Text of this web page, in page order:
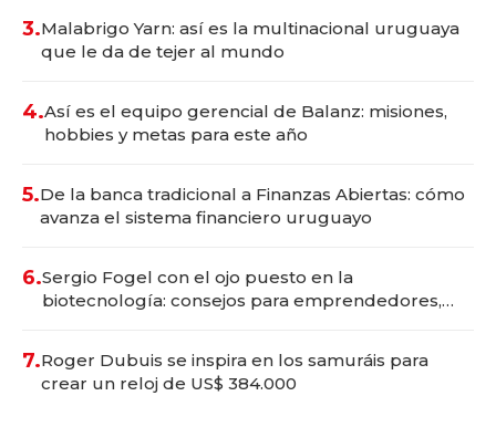
3.Malabrigo Yarn: así es la multinacional uruguaya
que le da de tejer al mundo
4.Así es el equipo gerencial de Balanz: misiones,
hobbies y metas para este año
5.De la banca tradicional a Finanzas Abiertas: cómo
avanza el sistema financiero uruguayo
6.Sergio Fogel con el ojo puesto en la
biotecnología: consejos para emprendedores,
7.Roger Dubuis se inspira en los samuráis para
crear un reloj de US$ 384.000